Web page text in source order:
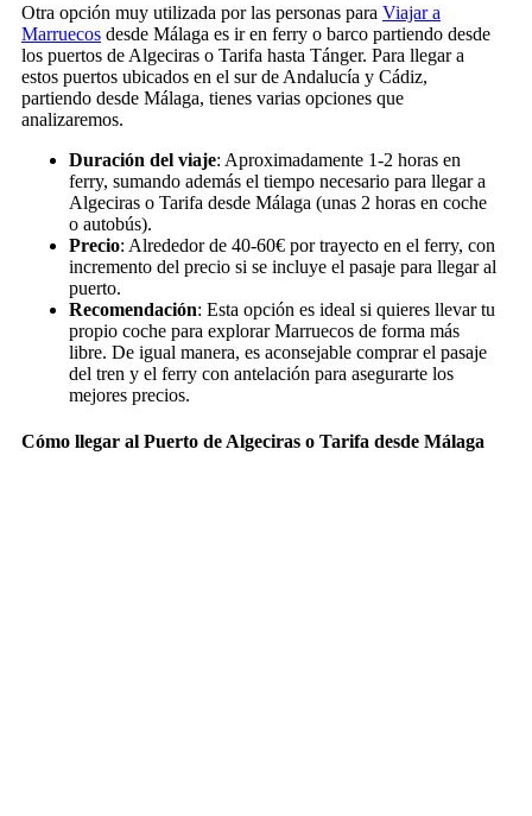
Otra opción muy utilizada por las personas para Viajar a
Marruecos desde Málaga es ir en ferry o barco partiendo desde
los puertos de Algeciras o Tarifa hasta Tánger. Para llegar a
estos puertos ubicados en el sur de Andalucía y Cádiz,
partiendo desde Málaga, tienes varias opciones que
analizaremos.
Duración del viaje: Aproximadamente 1-2 horas en
ferry, sumando además el tiempo necesario para llegar a
Algeciras o Tarifa desde Málaga (unas 2 horas en coche
o autobús).
Precio: Alrededor de 40-60€ por trayecto en el ferry, con
incremento del precio si se incluye el pasaje para llegar al
puerto.
Recomendación: Esta opción es ideal si quieres llevar tu
propio coche para explorar Marruecos de forma más
libre. De igual manera, es aconsejable comprar el pasaje
del tren y el ferry con antelación para asegurarte los
mejores precios.
Cómo llegar al Puerto de Algeciras o Tarifa desde Málaga